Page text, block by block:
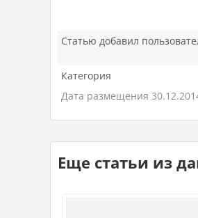
Статью добавил
Категория
Дата размещения
Еще статьи из